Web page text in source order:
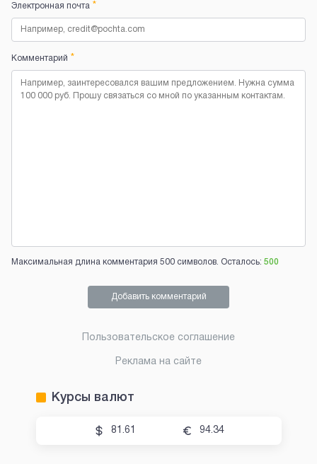
Электронная почта *
Комментарий *
Максимальная длина комментария 500 символов. Осталось: 500
Добавить комментарий
Пользовательское соглашение
Реклама на сайте
Курсы валют
81.61 94.34